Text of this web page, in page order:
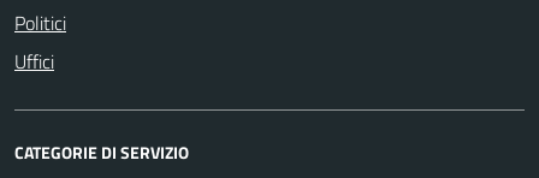
Politici
Uffici
CATEGORIE DI SERVIZIO